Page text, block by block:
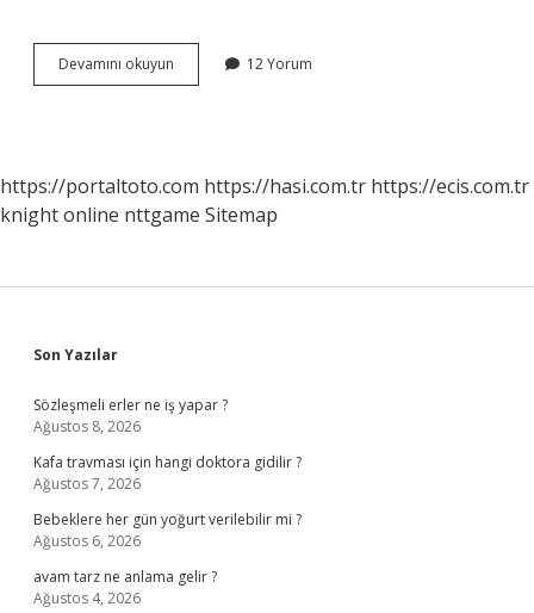
Devamını okuyun Thorndike
Tepki
12 Yorum
https://portaltoto.com https://hasi.com.tr https://ecis.com.tr
knight online nttgame Sitemap
Sidebar
Son Yazılar
Sözleşmeli erler ne iş yapar ?
Ağustos 8, 2026
Kafa travması için hangi doktora gidilir ?
Ağustos 7, 2026
Bebeklere her gün yoğurt verilebilir mi ?
Ağustos 6, 2026
avam tarz ne anlama gelir ?
Ağustos 4, 2026